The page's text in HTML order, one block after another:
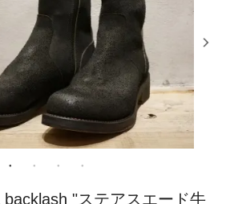
"ステアスエード牛